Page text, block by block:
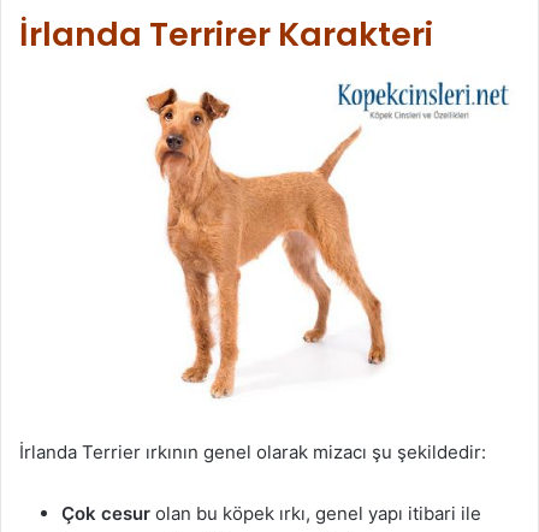
İrlanda Terrirer Karakteri
İrlanda Terrier ırkının genel olarak mizacı şu şekildedir:
Çok cesur olan bu köpek ırkı, genel yapı itibari ile